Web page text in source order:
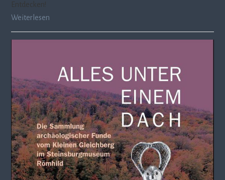
Entdecken!
Weiterlesen